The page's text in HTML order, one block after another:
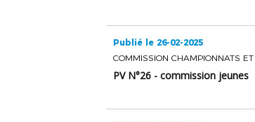
Publié le 26-02-2025
PV N°26 - commission jeunes